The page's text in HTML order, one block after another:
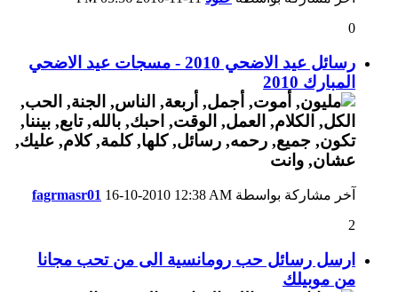
0
رسائل عيد الاضحي 2010 - مسجات عيد الاضحي
المبارك 2010
آخر مشاركة بواسطة fagrmasr01 16-10-2010 12:38 AM
2
ارسل رسائل حب رومانسية الى من تحب مجانا
من موبيلك